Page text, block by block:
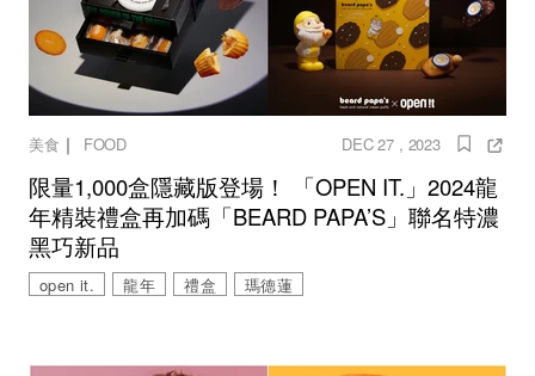
美食 ｜ FOOD DEC 27 , 2023
限量1,000盒隱藏版登場！ 「OPEN IT.」2024龍
年精裝禮盒再加碼「BEARD PAPA’S」聯名特濃
黑巧新品
open it. 龍年 禮盒 瑪德蓮